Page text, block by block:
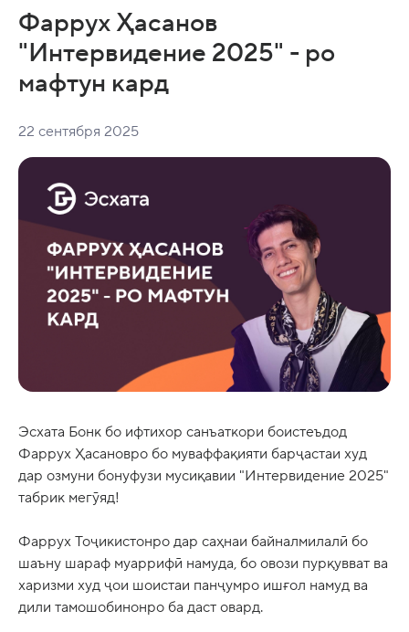
Фаррух Ҳасанов
"Интервидение 2025" - ро
мафтун кард
22 сентября 2025
Эсхата Бонк бо ифтихор санъаткори боистеъдод
Фаррух Ҳасановро бо муваффақияти барҷастаи худ
дар озмуни бонуфузи мусиқавии "Интервидение 2025"
табрик мегӯяд!
Фаррух Тоҷикистонро дар саҳнаи байналмилалӣ бо
шаъну шараф муаррифӣ намуда, бо овози пурқувват ва
харизми худ ҷои шоистаи панҷумро ишғол намуд ва
дили тамошобинонро ба даст овард.